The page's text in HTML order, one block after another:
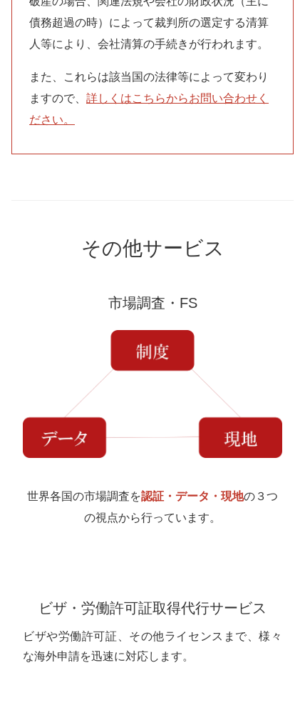
債務超過の時）によって裁判所の選定する清算
人等により、会社清算の手続きが行われます。
また、これらは該当国の法律等によって変わり
ますので、 詳しくはこちらからお問い合わせく
ださい。
その他サービス
市場調査・FS
世界各国の市場調査を認証・データ・現地の３つ
の視点から行っています。
ビザ・労働許可証取得代行サービス
ビザや労働許可証、その他ライセンスまで、様々
な海外申請を迅速に対応します。